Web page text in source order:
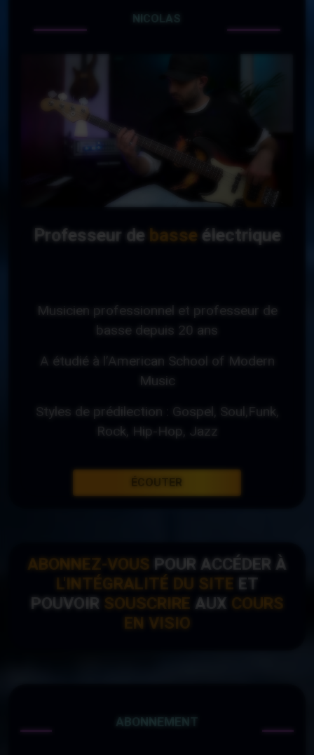
NICOLAS
Professeur de basse électrique
Musicien professionnel et professeur de
basse depuis 20 ans
A étudié à l’American School of Modern
Music
Styles de prédilection : Gospel, Soul,Funk,
Rock, Hip-Hop, Jazz
ÉCOUTER
ABONNEZ-VOUS POUR ACCÉDER À
L'INTÉGRALITÉ DU SITE ET
POUVOIR SOUSCRIRE AUX COURS
EN VISIO
ABONNEMENT